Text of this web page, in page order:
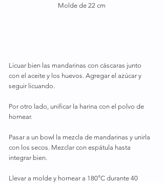
Molde de 22 cm
Licuar bien las mandarinas con cáscaras junto
con el aceite y los huevos. Agregar el azúcar y
seguir licuando.
Por otro lado, unificar la harina con el polvo de
hornear.
Pasar a un bowl la mezcla de mandarinas y unirla
con los secos. Mezclar con espátula hasta
integrar bien.
Llevar a molde y hornear a 180°C durante 40